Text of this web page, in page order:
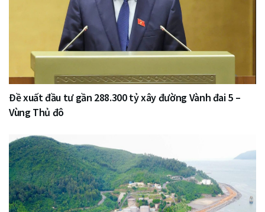
Đề xuất đầu tư gần 288.300 tỷ xây đường Vành đai 5 –
Vùng Thủ đô